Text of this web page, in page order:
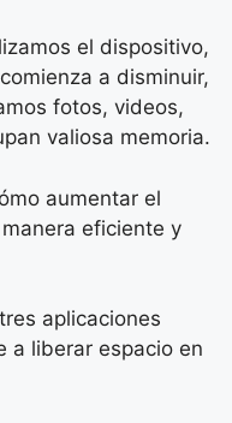
el dispositivo,
a disminuir,
fotos, videos,
valiosa memoria.
aumentar el
eficiente y
aplicaciones
a liberar espacio en